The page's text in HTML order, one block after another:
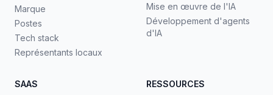
Marque
Postes
Tech stack
Représentants locaux
Mise en œuvre de l'IA
Développement d'agents
d'IA
SAAS RESSOURCES